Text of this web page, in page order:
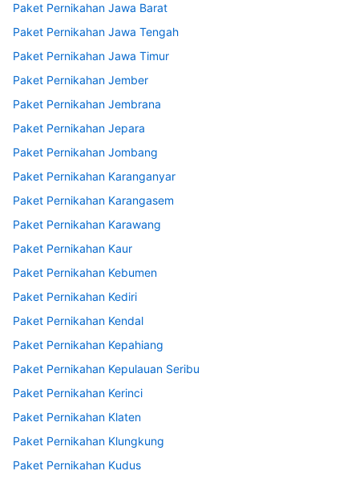
Paket Pernikahan Jawa Barat
Paket Pernikahan Jawa Tengah
Paket Pernikahan Jawa Timur
Paket Pernikahan Jember
Paket Pernikahan Jembrana
Paket Pernikahan Jepara
Paket Pernikahan Jombang
Paket Pernikahan Karanganyar
Paket Pernikahan Karangasem
Paket Pernikahan Karawang
Paket Pernikahan Kaur
Paket Pernikahan Kebumen
Paket Pernikahan Kediri
Paket Pernikahan Kendal
Paket Pernikahan Kepahiang
Paket Pernikahan Kepulauan Seribu
Paket Pernikahan Kerinci
Paket Pernikahan Klaten
Paket Pernikahan Klungkung
Paket Pernikahan Kudus